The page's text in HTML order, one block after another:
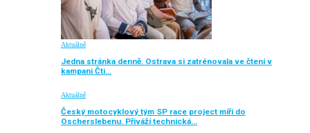
Aktuálně
Jedna stránka denně. Ostrava si zatrénovala ve čtení v
kampani Čti…
Aktuálně
Český motocyklový tým SP race project míří do
Oscherslebenu. Přiváží technická…